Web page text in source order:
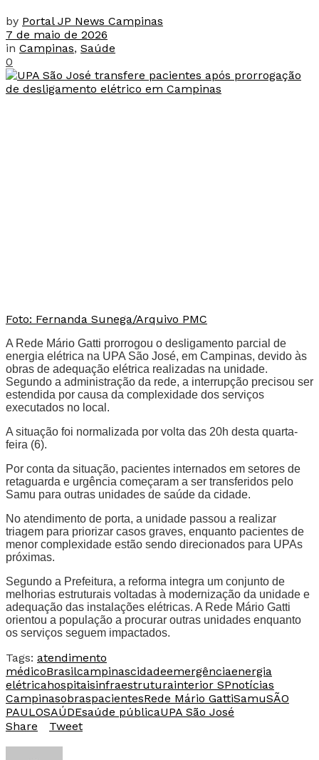
by Portal JP News Campinas
7 de maio de 2026
in Campinas, Saúde
0
Foto: Fernanda Sunega/Arquivo PMC
A Rede Mário Gatti prorrogou o desligamento parcial de
energia elétrica na UPA São José, em Campinas, devido às
obras de adequação elétrica realizadas na unidade.
Segundo a administração da rede, a interrupção precisou ser
estendida por causa da complexidade dos serviços
executados no local.
A situação foi normalizada por volta das 20h desta quarta-
feira (6).
Por conta da situação, pacientes internados em setores de
retaguarda e urgência começaram a ser transferidos pelo
Samu para outras unidades de saúde da cidade.
No atendimento de porta, a unidade passou a realizar
triagem para priorizar casos graves, enquanto pacientes de
menor complexidade estão sendo direcionados para UPAs
próximas.
Segundo a Prefeitura, a reforma integra um conjunto de
melhorias estruturais voltadas à modernização da unidade e
adequação das instalações elétricas. A Rede Mário Gatti
orientou a população a procurar outras unidades enquanto
os serviços seguem impactados.
Tags: atendimento
médicoBrasilcampinascidadeemergênciaenergia
elétricahospitaisinfraestruturainterior SPnotícias
CampinasobraspacientesRede Mário GattiSamuSÃO
PAULOSAÚDEsaúde públicaUPA São José
Share
Tweet